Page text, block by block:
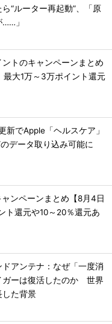
“ルーター再起動”、「原
」
トのキャンペーンまとめ
大1万～3万ポイント還元
新でApple「ヘルスケア」
データ取り込み可能に
ンペーンまとめ【8月4日
還元や10～20％還元あ
アンテナ：なぜ「一度消
ガーは復活したのか 世界
した背景